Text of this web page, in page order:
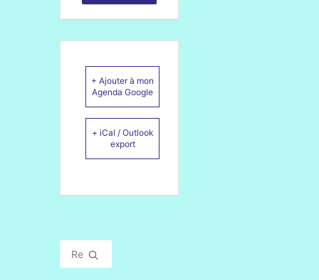
+ Ajouter à mon
Agenda Google
+ iCal / Outlook
export